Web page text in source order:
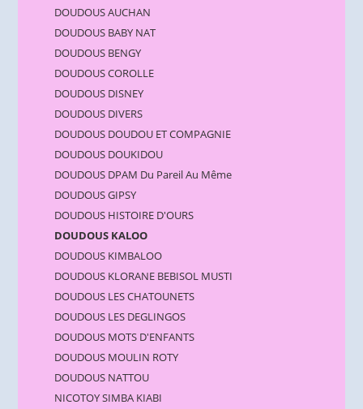
DOUDOUS AUCHAN
DOUDOUS BABY NAT
DOUDOUS BENGY
DOUDOUS COROLLE
DOUDOUS DISNEY
DOUDOUS DIVERS
DOUDOUS DOUDOU ET COMPAGNIE
DOUDOUS DOUKIDOU
DOUDOUS DPAM Du Pareil Au Même
DOUDOUS GIPSY
DOUDOUS HISTOIRE D'OURS
DOUDOUS KALOO
DOUDOUS KIMBALOO
DOUDOUS KLORANE BEBISOL MUSTI
DOUDOUS LES CHATOUNETS
DOUDOUS LES DEGLINGOS
DOUDOUS MOTS D'ENFANTS
DOUDOUS MOULIN ROTY
DOUDOUS NATTOU
NICOTOY SIMBA KIABI